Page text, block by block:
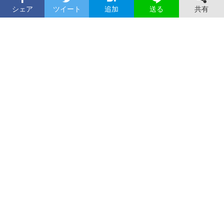
シェア ツイート 追加 送る 共有